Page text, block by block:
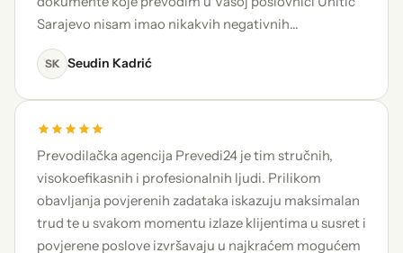
Sarajevo nisam imao nikakvih negativnih…
SK Seudin Kadrić
Prevodilačka agencija Prevedi24 je tim stručnih,
visokoefikasnih i profesionalnih ljudi. Prilikom
obavljanja povjerenih zadataka iskazuju maksimalan
trud te u svakom momentu izlaze klijentima u susret i
povjerene poslove izvršavaju u najkraćem mogućem